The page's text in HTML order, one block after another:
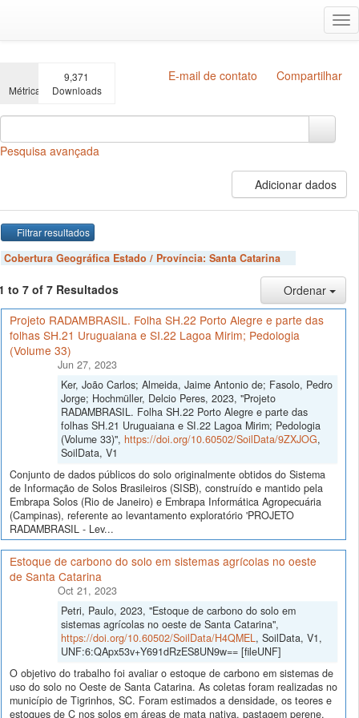
Métricas
9,371
Downloads
E-mail de contato Compartilhar
Pesquisa avançada
Adicionar dados
Filtrar resultados
Cobertura Geográfica Estado / Província: Santa Catarina
to 7 of 7 Resultados
Ordenar
Projeto RADAMBRASIL. Folha SH.22 Porto Alegre e parte das
folhas SH.21 Uruguaiana e SI.22 Lagoa Mirim; Pedologia
(Volume 33)
Jun 27, 2023
Ker, João Carlos; Almeida, Jaime Antonio de; Fasolo, Pedro
Jorge; Hochmüller, Delcio Peres, 2023, "Projeto
RADAMBRASIL. Folha SH.22 Porto Alegre e parte das
folhas SH.21 Uruguaiana e SI.22 Lagoa Mirim; Pedologia
(Volume 33)", https://doi.org/10.60502/SoilData/9ZXJOG,
SoilData, V1
Conjunto de dados públicos do solo originalmente obtidos do Sistema
de Informação de Solos Brasileiros (SISB), construído e mantido pela
Embrapa Solos (Rio de Janeiro) e Embrapa Informática Agropecuária
(Campinas), referente ao levantamento exploratório 'PROJETO
RADAMBRASIL - Lev...
Estoque de carbono do solo em sistemas agrícolas no oeste
de Santa Catarina
Oct 21, 2023
Petri, Paulo, 2023, "Estoque de carbono do solo em
sistemas agrícolas no oeste de Santa Catarina",
https://doi.org/10.60502/SoilData/H4QMEL, SoilData, V1,
UNF:6:QApx53v+Y691dRzES8UN9w== [fileUNF]
O objetivo do trabalho foi avaliar o estoque de carbono em sistemas de
uso do solo no Oeste de Santa Catarina. As coletas foram realizadas no
município de Tigrinhos, SC. Foram estimados a densidade, os teores e
estoques de C nos solos em áreas de mata nativa, pastagem perene,